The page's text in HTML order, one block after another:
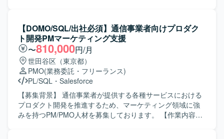
から運用支援まで一貫して関わることができます。技術支
援だけでなくメンバー育成やスキルトランスファーを通じ
て組織全体のレベルアップに貢献できる点も魅力です。
【開発環境】 Service CloudおよびExperience Cloudを中心
としたSalesforce環境において、権限管理やセキュリティ設
計などの運用・改善業務を行います。
で一連の工程をご担当いただきます。 【求める人物像】 自
ら進んでコミュニケーションを図りながら要件調整ができ
る方を求めています。想定される作業を一人称で遂行で
き、新しい業務についても積極的に学びキャッチアップい
ただける方にマッチするポジションです。 【ポジションの
魅力】 金融業界向けのSalesforce案件に携わることで、
Financial Service Cloudをはじめとした金融領域特有の知見
を深めていただけます。要件調整からリリースまで幅広い
工程を経験できるため、上流工程スキルや折衝力の向上も
期待できます。 【開発環境】 Salesforceを中心としたワー
【DOMO/SQL/出社必須】通信事業者向けプロダク
ト開発PMマーケティング支援
〜810,000円/月
世田谷区（東京都）
PMO(業務委託・フリーランス)
PL/SQL ・ Salesforce
【募集背景】 通信事業者が提供する各種サービスにおける
プロダクト開発を推進するため、マーケティング領域に強
みを持つPM/PMO人材を募集しております。 【作業内容】